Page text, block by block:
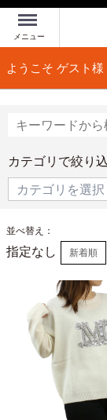
Menu
メニュー
ようこそ ゲスト様
カテゴリで絞り
並べ替え：
指定なし 新着順